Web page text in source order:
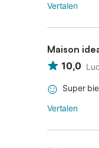
Vertalen
Maison
10,0
Super
Vertalen